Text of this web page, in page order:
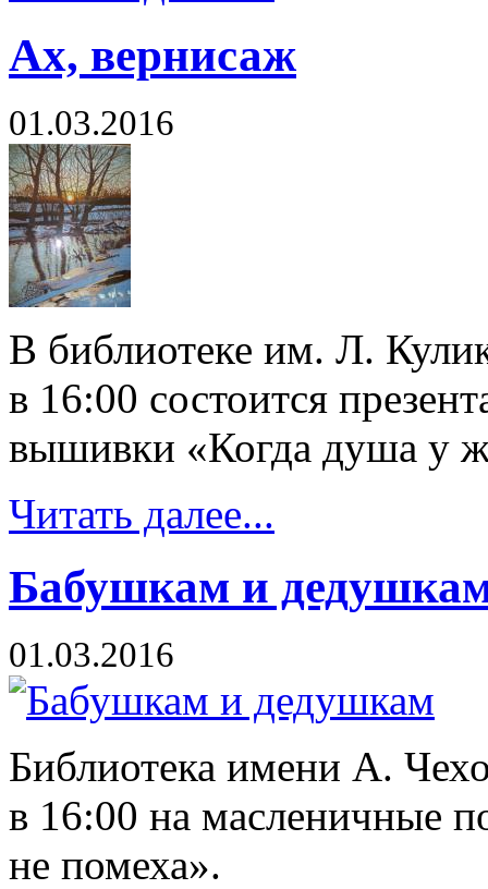
Ах, вернисаж
01.03.2016
В библиотеке им. Л.
в 16:00 состоится
вышивки «Когда душа у
Читать далее...
Бабушкам и
01.03.2016
Библиотека имени А.
в 16:00 на масленичные
не помеха».